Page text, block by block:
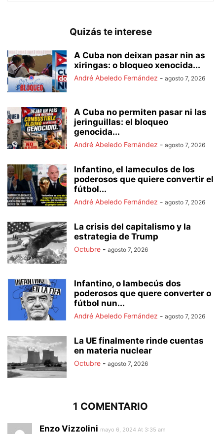
Quizás te interese
A Cuba non deixan pasar nin as
xiringas: o bloqueo xenocida...
André Abeledo Fernández - agosto 7, 2026
A Cuba no permiten pasar ni las
jeringuillas: el bloqueo
genocida...
André Abeledo Fernández - agosto 7, 2026
Infantino, el lameculos de los
poderosos que quiere convertir el
fútbol...
André Abeledo Fernández - agosto 7, 2026
La crisis del capitalismo y la
estrategia de Trump
Octubre - agosto 7, 2026
Infantino, o lambecús dos
poderosos que quere converter o
fútbol nun...
André Abeledo Fernández - agosto 7, 2026
La UE finalmente rinde cuentas
en materia nuclear
Octubre - agosto 7, 2026
1 COMENTARIO
Enzo Vizzolini mayo 6, 2024 At 3:35 am